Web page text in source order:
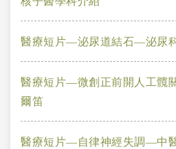
醫療短片—泌尿道結石—泌尿
醫療短片—微創正前開人工髖
爾笛
醫療短片—自律神經失調—中